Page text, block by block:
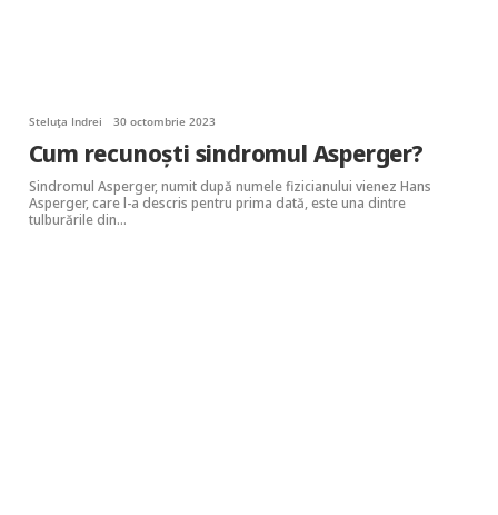
Steluța Indrei 30 octombrie 2023
Cum recunoști sindromul Asperger?
Sindromul Asperger, numit după numele fizicianului vienez Hans
Asperger, care l-a descris pentru prima dată, este una dintre
tulburările din…